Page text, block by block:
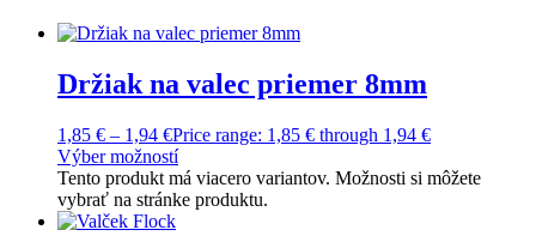
Držiak na valec priemer 8mm
1,85 € – 1,94 €Price range: 1,85 € through 1,94 €
Výber možností
Tento produkt má viacero variantov. Možnosti si môžete
vybrať na stránke produktu.